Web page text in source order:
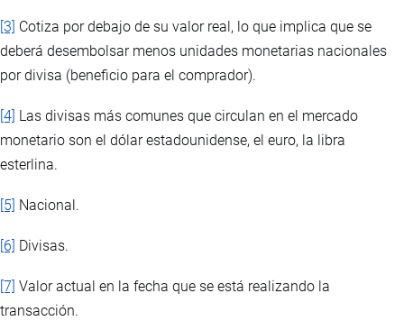
[3] Cotiza por debajo de su valor real, lo que implica que se
deberá desembolsar menos unidades monetarias nacionales
por divisa (beneficio para el comprador).
[4] Las divisas más comunes que circulan en el mercado
monetario son el dólar estadounidense, el euro, la libra
esterlina.
[5] Nacional.
[6] Divisas.
[7] Valor actual en la fecha que se está realizando la
transacción.